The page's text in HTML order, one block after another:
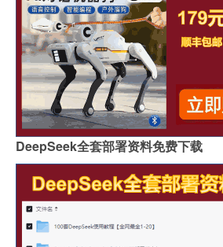
DeepSeek全套部署资料免费下载